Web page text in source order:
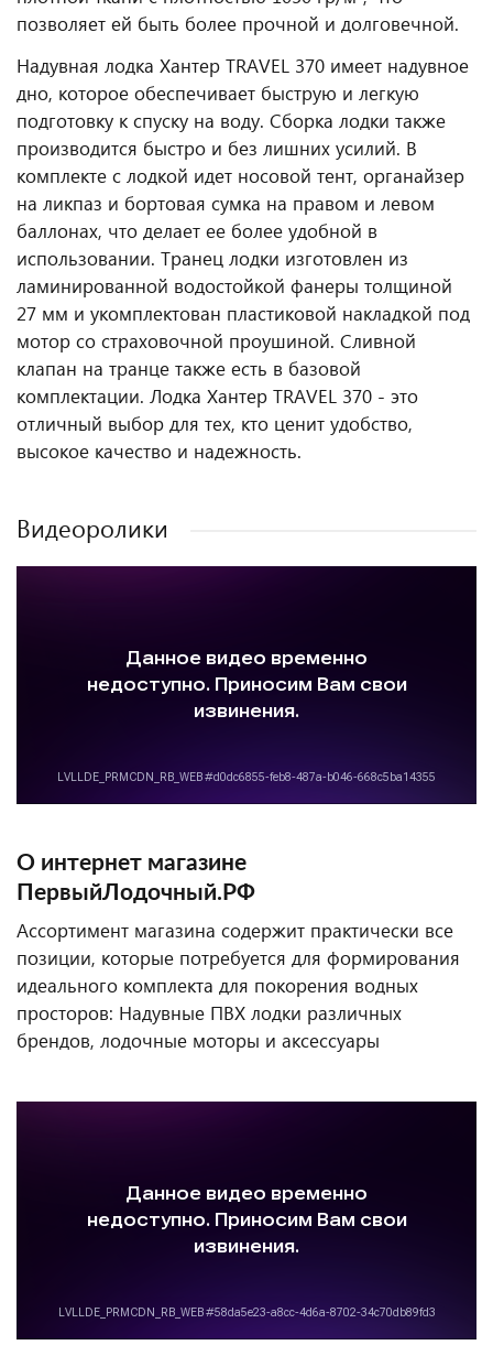
позволяет ей быть более прочной и долговечной.
Надувная лодка Хантер TRAVEL 370 имеет надувное
дно, которое обеспечивает быструю и легкую
подготовку к спуску на воду. Сборка лодки также
производится быстро и без лишних усилий. В
комплекте с лодкой идет носовой тент, органайзер
на ликпаз и бортовая сумка на правом и левом
баллонах, что делает ее более удобной в
использовании. Транец лодки изготовлен из
ламинированной водостойкой фанеры толщиной
27 мм и укомплектован пластиковой накладкой под
мотор со страховочной проушиной. Сливной
клапан на транце также есть в базовой
комплектации. Лодка Хантер TRAVEL 370 - это
отличный выбор для тех, кто ценит удобство,
высокое качество и надежность.
Видеоролики
О интернет магазине
ПервыйЛодочный.РФ
Ассортимент магазина содержит практически все
позиции, которые потребуется для формирования
идеального комплекта для покорения водных
просторов: Надувные ПВХ лодки различных
брендов, лодочные моторы и аксессуары